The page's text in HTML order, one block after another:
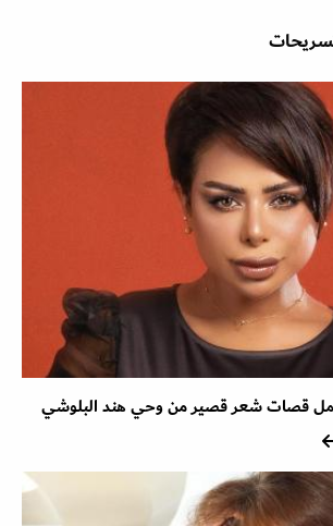
قصات شعر قصير من وحي هند البلوشي